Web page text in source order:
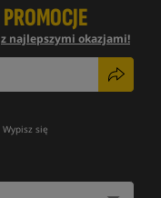
PROMOCJE
z najlepszymi okazjami!
Wypisz się